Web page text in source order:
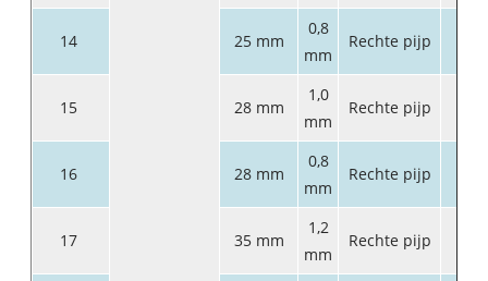
14 25 mm
0,8
mm
Rechte pijp
15 28 mm
1,0
mm
Rechte pijp
16 28 mm
0,8
mm
Rechte pijp
17 35 mm
1,2
mm
Rechte pijp